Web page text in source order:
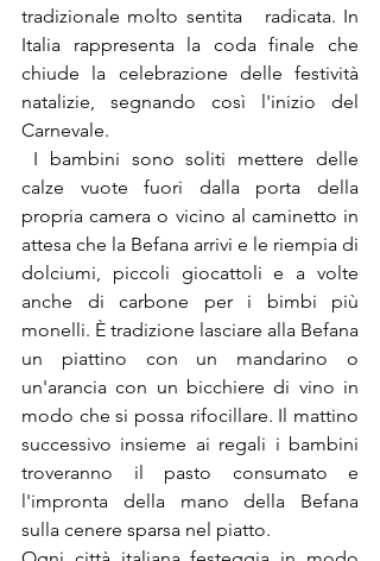
tradizionale molto sentita   radicata. In
Italia rappresenta la coda finale che
chiude la celebrazione delle festività
natalizie, segnando così l'inizio del
Carnevale.
calze vuote fuori dalla porta della
propria camera o vicino al caminetto in
attesa che la Befana arrivi e le riempia di
dolciumi, piccoli giocattoli e a volte
anche di carbone per i bimbi più
monelli. È tradizione lasciare alla Befana
un piattino con un mandarino o
un'arancia con un bicchiere di vino in
modo che si possa rifocillare. Il mattino
successivo insieme ai regali i bambini
troveranno il pasto consumato e
l'impronta della mano della Befana
sulla cenere sparsa nel piatto.